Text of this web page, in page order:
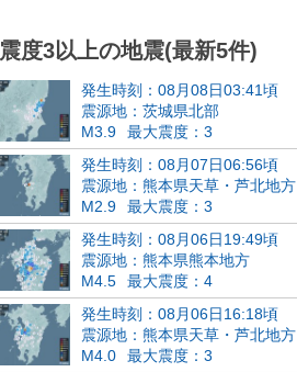
震度3以上の地震(最新5件)
発生時刻：08月08日03:41頃
震源地：茨城県北部
M3.9
最大震度：3
発生時刻：08月07日06:56頃
震源地：熊本県天草・芦北地方
M2.9
最大震度：3
発生時刻：08月06日19:49頃
震源地：熊本県熊本地方
M4.5
最大震度：4
発生時刻：08月06日16:18頃
震源地：熊本県天草・芦北地方
M4.0
最大震度：3